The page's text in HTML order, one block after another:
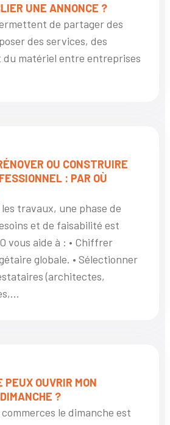
UNE ANNONCE ?
de partager des
des services, des
du matériel entre entreprises
OU CONSTRUIRE
: PAR OÙ
travaux, une phase de
et de faisabilité est
vous aide à : • Chiffrer
globale. • Sélectionner
(architectes,
OUVRIR MON
?
le dimanche est